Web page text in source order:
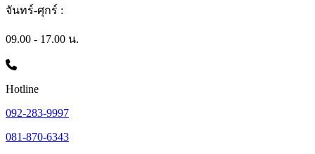
จันทร์-ศุกร์ :
09.00 - 17.00 น.
Hotline
092-283-9997
081-870-6343